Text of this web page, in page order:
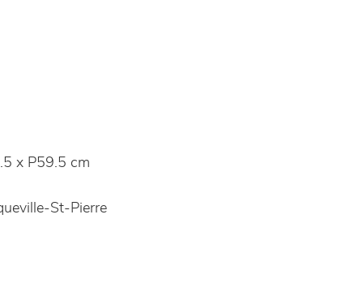
x P59.5 cm
St-Pierre